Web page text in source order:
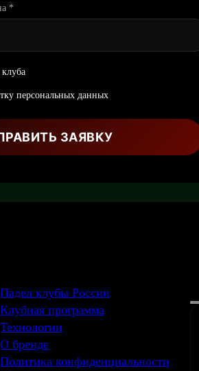
*
персональных данных
Падел клубы России
Клубная программа
Технологии
О бренде
Политика конфиденциальности